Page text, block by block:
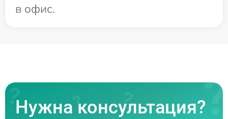
в офис.
Нужна консультация?